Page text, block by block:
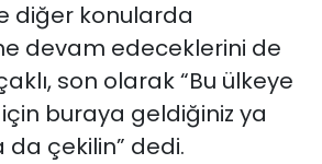
diğer konularda
devam edeceklerini de
son olarak “Bu ülkeye
buraya geldiğiniz ya
da çekilin” dedi.